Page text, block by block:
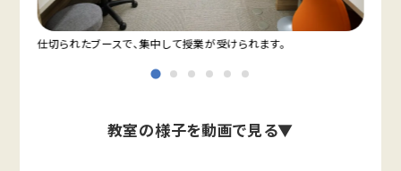
仕切られたブースで、集中して授業が受けられます。
教室の様子を動画で見る▼